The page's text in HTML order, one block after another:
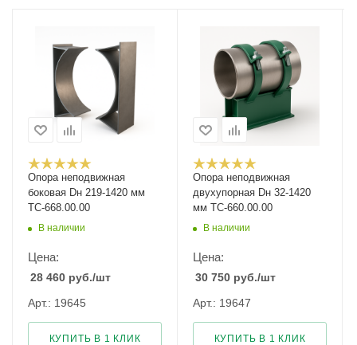
Опора неподвижная
боковая Dн 219-1420 мм
ТС-668.00.00
В наличии
Цена:
28 460 руб./шт
Арт.: 19645
КУПИТЬ В 1 КЛИК
Опора неподвижная
двухупорная Dн 32-1420
мм ТС-660.00.00
В наличии
Цена:
30 750 руб./шт
Арт.: 19647
КУПИТЬ В 1 КЛИК